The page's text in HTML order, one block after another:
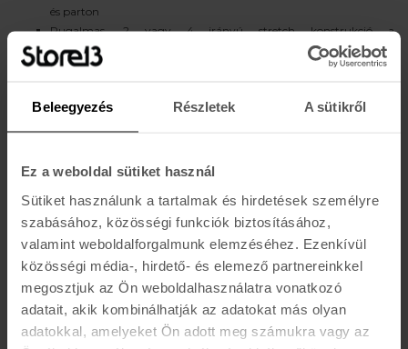
Beleegyezés Részletek A sütikről
Ez a weboldal sütiket használ
Sütiket használunk a tartalmak és hirdetések személyre
szabásához, közösségi funkciók biztosításához,
valamint weboldalforgalmunk elemzéséhez. Ezenkívül
közösségi média-, hirdető- és elemező partnereinkkel
megosztjuk az Ön weboldalhasználatra vonatkozó
adatait, akik kombinálhatják az adatokat más olyan
adatokkal, amelyeket Ön adott meg számukra vagy az
és parton
Rugalmas, 2 vagy 4 irányú stretch konstrukció a
mozgásszabadságért
Hosszabb szárú szabás a comb védelme és a klasszikus szörfstílus
Zsinóros derékrész a biztos, testre szabott illeszkedéshez
Ideális szörfözéshez, strandoláshoz, vízi sportokhoz és nyári
Ajánlott termékek a kategóriához
HURLEY HURLEY